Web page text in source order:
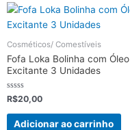
Cosméticos/ Comestíveis
Fofa Loka Bolinha com Óleo
Excitante 3 Unidades
Avaliação
0
de
R$20,00
Adicionar ao carrinho